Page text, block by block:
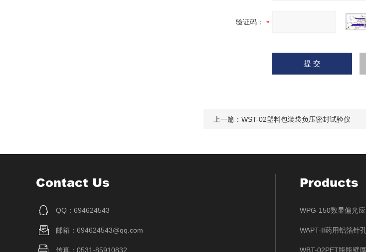
验证码：
上一篇： WST-02塑料包装袋负压密封试验仪
Contact Us
QQ：694624543
邮箱：694624543@qq.com
传真：0531-85910832
Products
WPG-150数显偏光
WAPT-II药用铝箔针
WBT-02PET瓶瓶壁